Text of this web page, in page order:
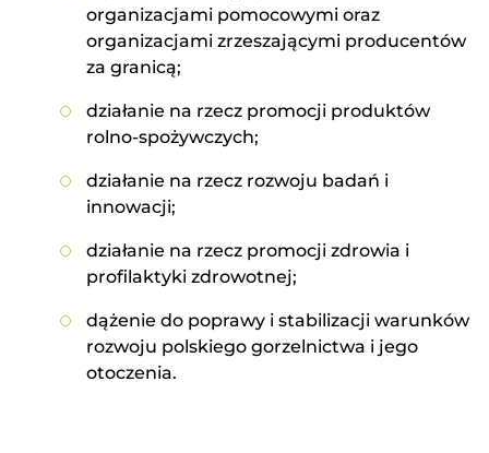
organizacjami pomocowymi oraz
organizacjami zrzeszającymi producentów
za granicą;
działanie na rzecz promocji produktów
rolno-spożywczych;
działanie na rzecz rozwoju badań i
innowacji;
działanie na rzecz promocji zdrowia i
profilaktyki zdrowotnej;
dążenie do poprawy i stabilizacji warunków
rozwoju polskiego gorzelnictwa i jego
otoczenia.